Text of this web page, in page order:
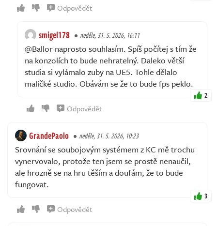
Odpovědět
smigel178 neděle, 31. 5. 2026, 16:11
@Ballor naprosto souhlasím. Spíš počítej s tím že
na konzolích to bude nehratelný. Daleko větší
studia si vylámalo zuby na UE5. Tohle dělalo
maličké studio. Obávám se že to bude fps peklo.
2
Odpovědět
GrandePaolo neděle, 31. 5. 2026, 10:23
Srovnání se soubojovým systémem z KC mě trochu
vynervovalo, protože ten jsem se prostě nenaučil,
ale hrozně se na hru těším a doufám, že to bude
fungovat.
3
Odpovědět